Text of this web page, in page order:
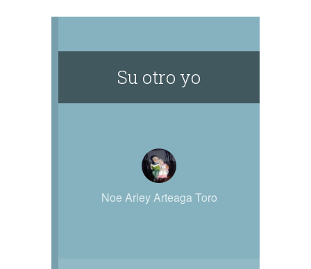
Su otro yo
Noe Arley Arteaga Toro